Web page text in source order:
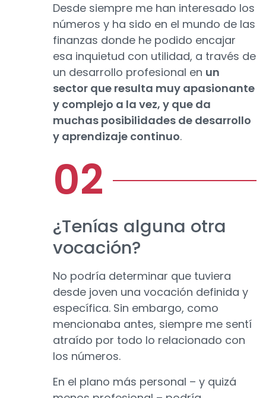
Desde siempre me han interesado los
números y ha sido en el mundo de las
finanzas donde he podido encajar
esa inquietud con utilidad, a través de
un desarrollo profesional en un
sector que resulta muy apasionante
y complejo a la vez, y que da
muchas posibilidades de desarrollo
y aprendizaje continuo.
¿Tenías alguna otra
vocación?
No podría determinar que tuviera
desde joven una vocación definida y
específica. Sin embargo, como
mencionaba antes, siempre me sentí
atraído por todo lo relacionado con
los números.
En el plano más personal – y quizá